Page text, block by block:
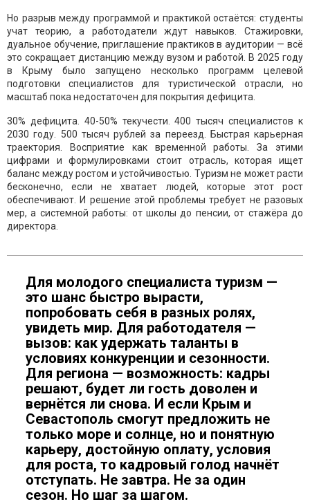
Но разрыв между программой и практикой остаётся: студенты
учат теорию, а работодатели ждут навыков. Стажировки,
дуальное обучение, приглашение практиков в аудитории — всё
это сокращает дистанцию между вузом и работой. В 2025 году
в Крыму было запущено несколько программ целевой
подготовки специалистов для туристической отрасли, но
масштаб пока недостаточен для покрытия дефицита.
30% дефицита. 40-50% текучести. 400 тысяч специалистов к
2030 году. 500 тысяч рублей за переезд. Быстрая карьерная
траектория. Восприятие как временной работы. За этими
цифрами и формулировками стоит отрасль, которая ищет
баланс между ростом и устойчивостью. Туризм не может расти
бесконечно, если не хватает людей, которые этот рост
обеспечивают. И решение этой проблемы требует не разовых
мер, а системной работы: от школы до пенсии, от стажёра до
директора.
Для молодого специалиста туризм —
это шанс быстро вырасти,
попробовать себя в разных ролях,
увидеть мир. Для работодателя —
вызов: как удержать таланты в
условиях конкуренции и сезонности.
Для региона — возможность: кадры
решают, будет ли гость доволен и
вернётся ли снова. И если Крым и
Севастополь смогут предложить не
только море и солнце, но и понятную
карьеру, достойную оплату, условия
для роста, то кадровый голод начнёт
отступать. Не завтра. Не за один
сезон. Но шаг за шагом.